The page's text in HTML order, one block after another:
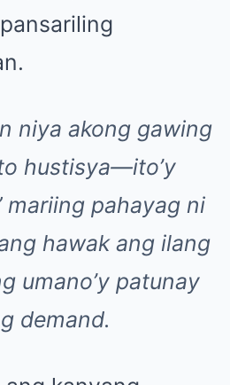
niya akong gawing
hustisya—ito’y
mariing pahayag ni
hawak ang ilang
umano’y patunay
demand.